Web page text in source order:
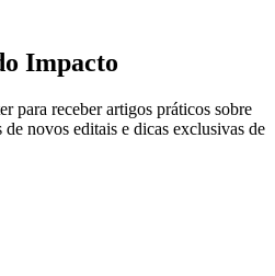
Impacto
para receber artigos práticos sobre
de novos editais e dicas exclusivas de